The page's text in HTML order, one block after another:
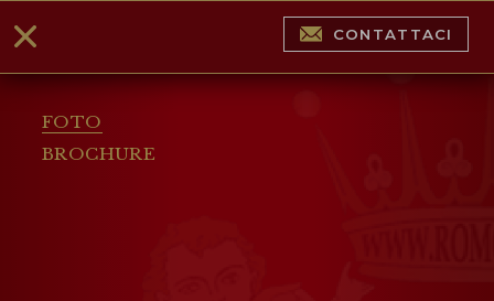
FOTO
BROCHURE
CONTATTACI